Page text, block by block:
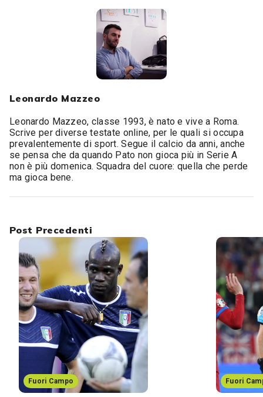
Leonardo Mazzeo
Leonardo Mazzeo, classe 1993, è nato e vive a Roma.
Scrive per diverse testate online, per le quali si occupa
prevalentemente di sport. Segue il calcio da anni, anche
se pensa che da quando Pato non gioca più in Serie A
non è più domenica. Squadra del cuore: quella che perde
ma gioca bene.
Post Precedenti
Fuori Campo Fuori